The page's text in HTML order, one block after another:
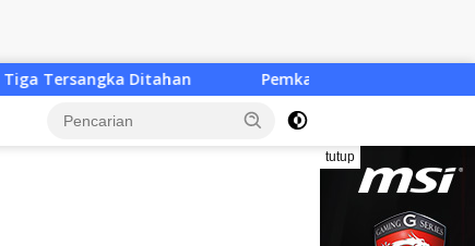
Pemkab KLU Desak Solusi Cepat, Penutupan Tiga
tutup